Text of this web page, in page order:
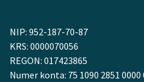
Odkurzamy bohaterów
Szkoła Poezji Wolnych
Lektur
NIP: 952-187-70-87
KRS: 0000070056
REGON: 017423865
Numer konta: 75 1090 2851 0000